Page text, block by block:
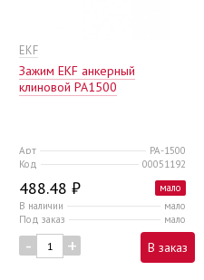
EKF
Зажим EKF анкерный
клиновой PA1500
Арт
PA-1500
Код
00051192
488.48 ₽
мало
В наличии
мало
Под заказ
мало
- + В заказ